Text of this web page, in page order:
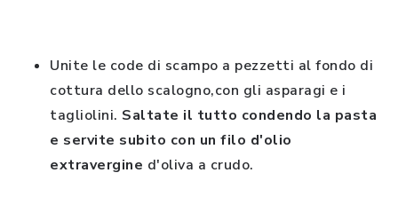
Unite le code di scampo a pezzetti al fondo di
cottura dello scalogno,con gli asparagi e i
tagliolini. Saltate il tutto condendo la pasta
e servite subito con un filo d'olio
extravergine d'oliva a crudo.